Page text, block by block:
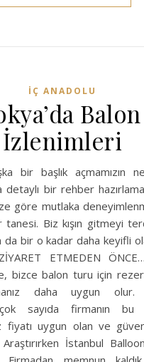
İÇ ANADOLU
İzlenimleri
detaylı bir rehber
göre mutlaka
Biz kışın gitmeyi
da bir o kadar daha keyifli
ETMEDEN
bizce balon turu için
daha uygun olur.
çok sayıda firmanın bu
fiyatı uygun olan ve
Araştırırken İstanbul